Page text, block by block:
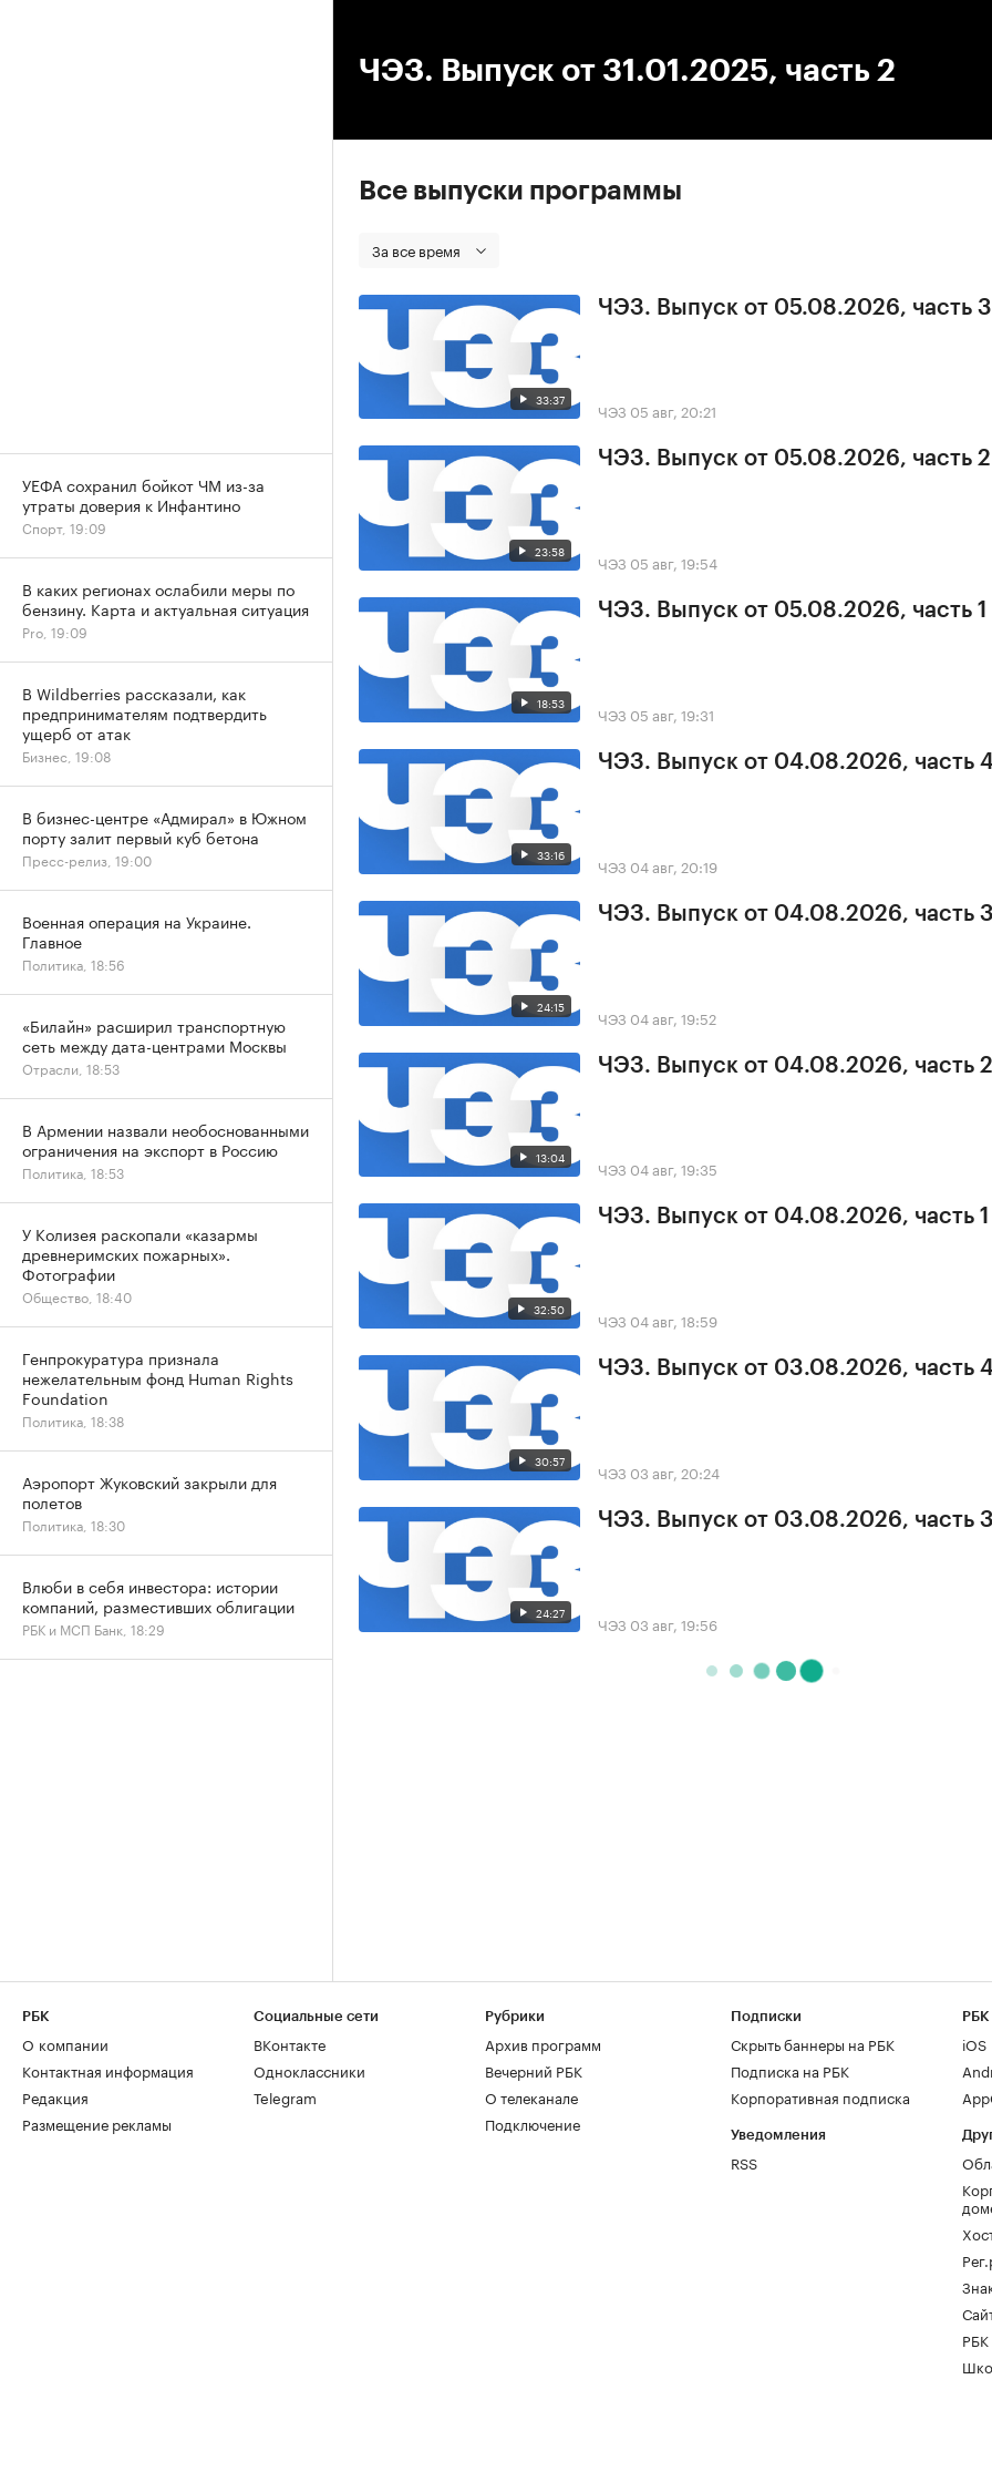
ЧЭЗ. Выпуск от 31.01.2025, часть 2
Все выпуски программы
За все время
33:37
ЧЭЗ. Выпуск от 05.08.2026, часть 3
ЧЭЗ 05 авг, 20:21
23:58
ЧЭЗ. Выпуск от 05.08.2026, часть 2
ЧЭЗ 05 авг, 19:54
18:53
ЧЭЗ. Выпуск от 05.08.2026, часть 1
ЧЭЗ 05 авг, 19:31
33:16
ЧЭЗ. Выпуск от 04.08.2026, часть
ЧЭЗ 04 авг, 20:19
24:15
ЧЭЗ. Выпуск от 04.08.2026, часть
ЧЭЗ 04 авг, 19:52
13:04
ЧЭЗ. Выпуск от 04.08.2026, часть 2
ЧЭЗ 04 авг, 19:35
32:50
ЧЭЗ. Выпуск от 04.08.2026, часть 1
ЧЭЗ 04 авг, 18:59
30:57
ЧЭЗ. Выпуск от 03.08.2026, часть
ЧЭЗ 03 авг, 20:24
24:27
ЧЭЗ. Выпуск от 03.08.2026, часть
ЧЭЗ 03 авг, 19:56
УЕФА сохранил бойкот ЧМ из-за
утраты доверия к Инфантино
Спорт, 19:09
В каких регионах ослабили меры по
бензину. Карта и актуальная ситуация
Pro, 19:09
В Wildberries рассказали, как
предпринимателям подтвердить
ущерб от атак
Бизнес, 19:08
В бизнес-центре «Адмирал» в Южном
порту залит первый куб бетона
Пресс-релиз, 19:00
Военная операция на Украине.
Главное
Политика, 18:56
«Билайн» расширил транспортную
сеть между дата-центрами Москвы
Отрасли, 18:53
В Армении назвали необоснованными
ограничения на экспорт в Россию
Политика, 18:53
У Колизея раскопали «казармы
древнеримских пожарных».
Фотографии
Общество, 18:40
Генпрокуратура признала
нежелательным фонд Human Rights
Foundation
Политика, 18:38
Аэропорт Жуковский закрыли для
полетов
Политика, 18:30
Влюби в себя инвестора: истории
компаний, разместивших облигации
РБК и МСП Банк, 18:29
РБК
О компании
Контактная информация
Редакция
Размещение рекламы
Социальные сети
ВКонтакте
Одноклассники
Telegram
Рубрики
Архив программ
Вечерний РБК
О телеканале
Подключение
Подписки
Скрыть баннеры на РБК
Подписка на РБК
Корпоративная подписка
Уведомления
RSS
РБК
iOS